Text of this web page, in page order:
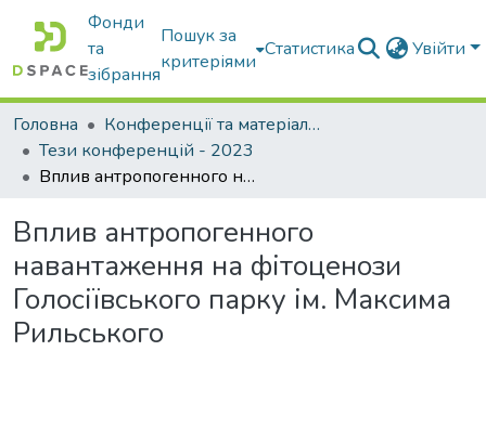
Фонди
та
зібрання
Пошук за
критеріями
Статистика Увійти
Головна
Конференції та матеріали конференцій
Тези конференцій - 2023
Вплив антропогенного навантаження на фітоценози Голосіївського парку ім. Максима Рильського
Вплив антропогенного
навантаження на фітоценози
Голосіївського парку ім. Максима
Рильського